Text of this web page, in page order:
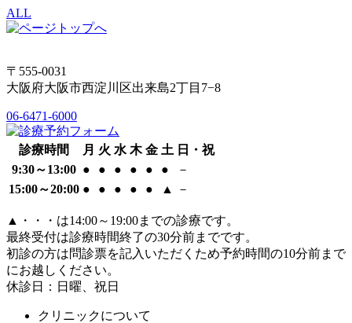
ALL
〒555-0031
大阪府大阪市西淀川区出来島2丁目7−8
06-6471-6000
診療時間 月 火 水 木 金 土 日・祝
9:30～13:00 ● ● ● ● ● ●
－
15:00～20:00 ● ● ● ● ● ▲ －
▲
・・・は14:00～19:00までの診療です。
最終受付は診療時間終了の30分前までです。
初診の方は問診票を記入いただくため予約時間の10分前まで
にお越しください。
休診日：日曜、祝日
クリニックについて